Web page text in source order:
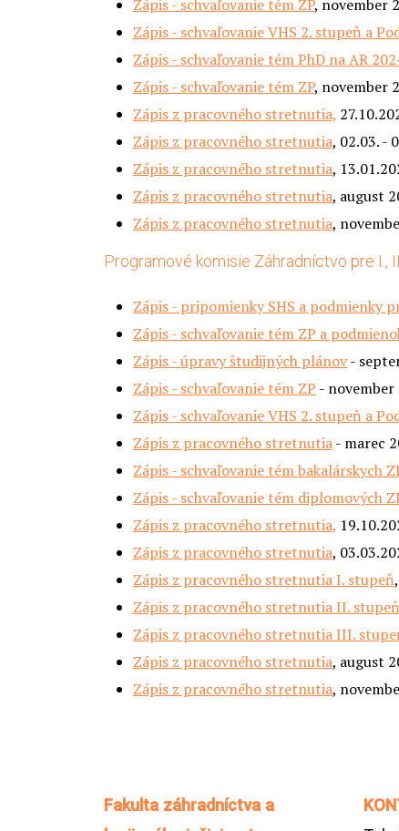
Zápis - schvaľovanie tém ZP, november
Zápis - schvaľovanie VHS 2. stupeň a
Zápis - schvaľovanie tém PhD na AR
Zápis - schvaľovanie tém ZP, november
Zápis z pracovného stretnutia,
Zápis z pracovného stretnutia, 02.03. -
Zápis z pracovného stretnutia,
Zápis z pracovného stretnutia, august
Zápis z pracovného stretnutia,
Programové komisie Záhradníctvo pre I.,
Zápis - pripomienky SHS a podmienky
Zápis - schvaľovanie tém ZP a
Zápis - úpravy študijných plánov-
Zápis - schvaľovanie tém ZP - november
Zápis - schvaľovanie VHS 2. stupeň a
Zápis z pracovného stretnutia- marec
Zápis - schvaľovanie tém bakalárskych
Zápis - schvaľovanie tém diplomových
Zápis z pracovného stretnutia,
Zápis z pracovného stretnutia,
Zápis z pracovného stretnutia I. stupeň
Zápis z pracovného stretnutia II. stupeň
Zápis z pracovného stretnutia III.
Zápis z pracovného stretnutia, august
Zápis z pracovného stretnutia,
Fakulta záhradníctva a